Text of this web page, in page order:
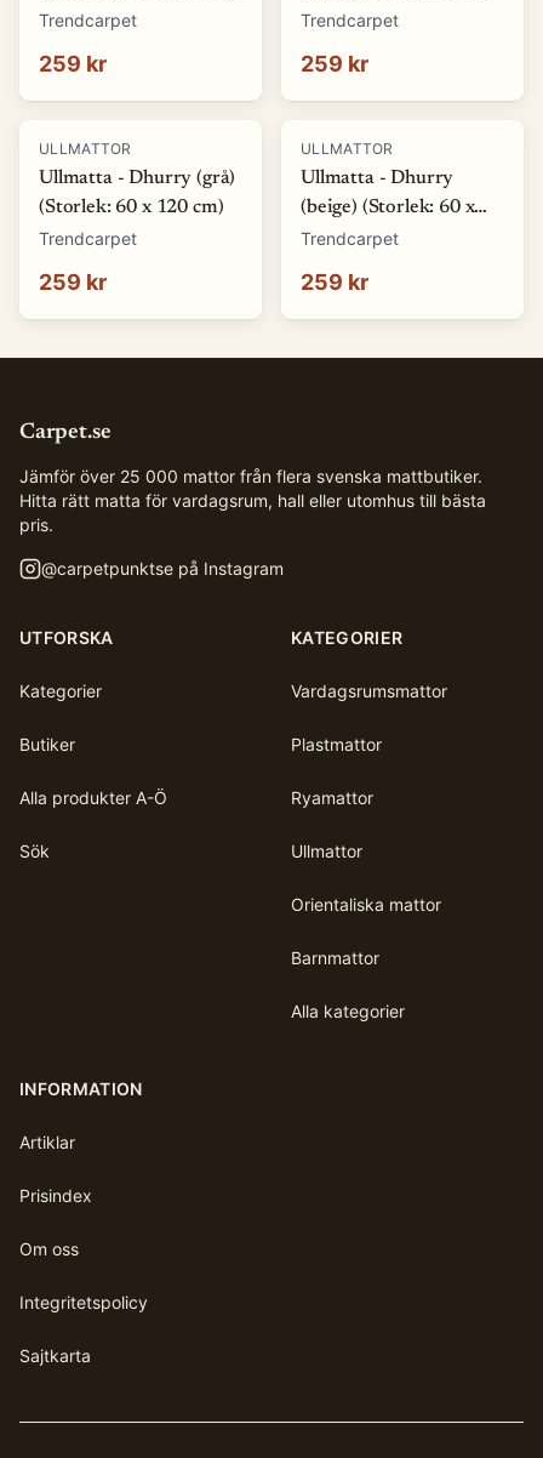
120 cm)
Trendcarpet
259 kr
120 cm)
Trendcarpet
259 kr
ULLMATTOR
Ullmatta - Dhurry (grå)
(Storlek: 60 x 120 cm)
Trendcarpet
259 kr
ULLMATTOR
Ullmatta - Dhurry
(beige) (Storlek: 60 x
120 cm)
Trendcarpet
259 kr
Carpet.se
Jämför över 25 000 mattor från flera svenska mattbutiker.
Hitta rätt matta för vardagsrum, hall eller utomhus till bästa
pris.
@carpetpunktse på Instagram
UTFORSKA
Kategorier
Butiker
Alla produkter A-Ö
Sök
KATEGORIER
Vardagsrumsmattor
Plastmattor
Ryamattor
Ullmattor
Orientaliska mattor
Barnmattor
Alla kategorier
INFORMATION
Artiklar
Prisindex
Om oss
Integritetspolicy
Sajtkarta